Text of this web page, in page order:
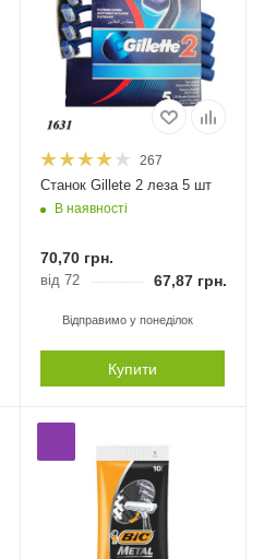
267
Станок Gillete 2 леза 5 шт
В наявності
70,70грн.
від 72 67,87грн.
Відправимо у понеділок
Купити